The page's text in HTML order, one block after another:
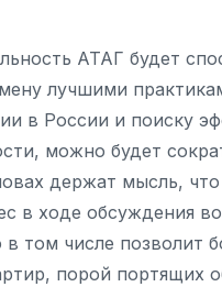
АТАГ будет
лучшими
в России и поиску
можно будет
держат мысль, что
в ходе обсуждения
том числе позволит
порой портящих